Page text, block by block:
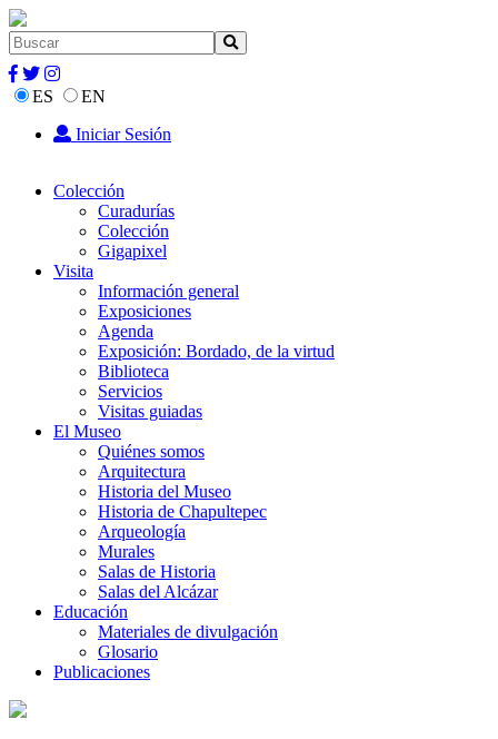
ES
EN
Iniciar Sesión
Colección
Curadurías
Colección
Gigapixel
Visita
Información general
Exposiciones
Agenda
Exposición: Bordado, de la virtud
Biblioteca
Servicios
Visitas guiadas
El Museo
Quiénes somos
Arquitectura
Historia del Museo
Historia de Chapultepec
Arqueología
Murales
Salas de Historia
Salas del Alcázar
Educación
Materiales de divulgación
Glosario
Publicaciones